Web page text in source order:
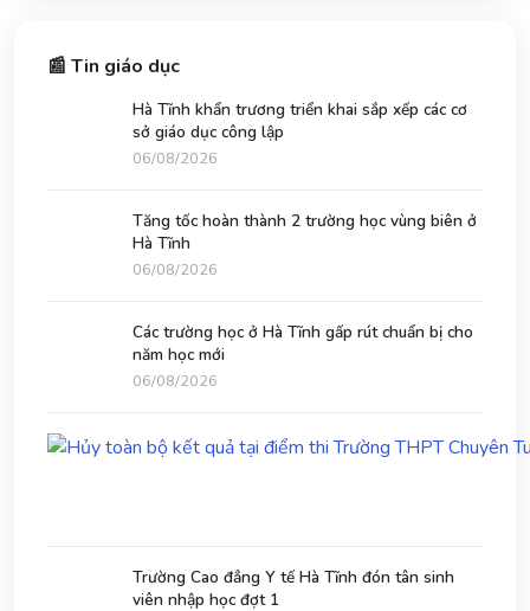
📰 Tin giáo dục
Hà Tĩnh khẩn trương triển khai sắp xếp các cơ
sở giáo dục công lập
06/08/2026
Tăng tốc hoàn thành 2 trường học vùng biên ở
Hà Tĩnh
06/08/2026